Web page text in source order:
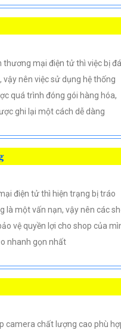
thương mại điện tử thì việc bị
nên việc sử dụng hệ thống
quá trình đóng gói hàng hóa,
ghi lại một cách dễ dàng
điện tử thì hiện trạng bị tráo
là một vấn nạn, vậy nên các
vệ quyền lợi cho shop của
nhanh gọn nhất
camera chất lượng cao phù